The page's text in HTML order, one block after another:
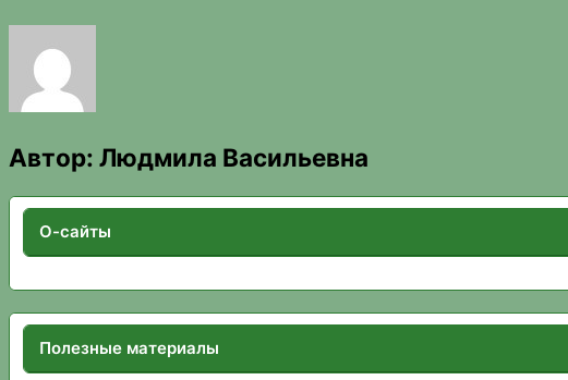
Автор: Людмила Васильевна
О-сайты
Полезные материалы